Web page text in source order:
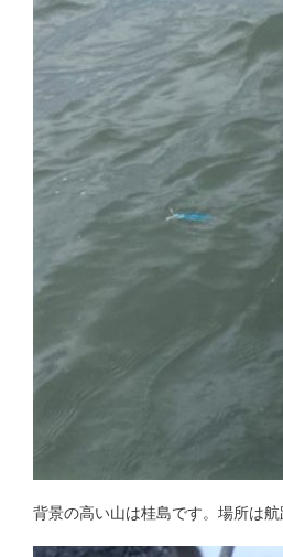
背景の高い山は桂島です。場所は航